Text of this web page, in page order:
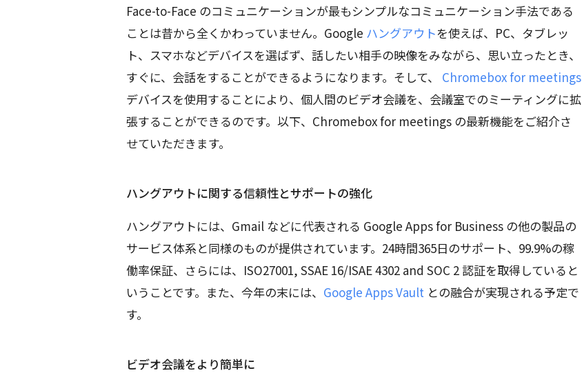
Face-to-Face のコミュニケーションが最もシンプルなコミュニケーション手法である
ことは昔から全くかわっていません。Google ハングアウトを使えば、PC、タブレッ
ト、スマホなどデバイスを選ばず、話したい相手の映像をみながら、思い立ったとき、
すぐに、会話をすることができるようになります。そして、 Chromebox for meetings
デバイスを使用することにより、個人間のビデオ会議を、会議室でのミーティングに拡
張することができるのです。以下、Chromebox for meetings の最新機能をご紹介さ
せていただきます。
ハングアウトに関する信頼性とサポートの強化
ハングアウトには、Gmail などに代表される Google Apps for Business の他の製品の
サービス体系と同様のものが提供されています。24時間365日のサポート、99.9%の稼
働率保証、さらには、ISO27001, SSAE 16/ISAE 4302 and SOC 2 認証を取得していると
いうことです。また、今年の末には、 Google Apps Vault との融合が実現される予定で
す。
ビデオ会議をより簡単に